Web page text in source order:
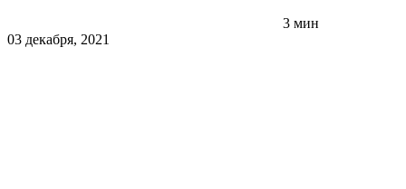
3 мин
03 декабря, 2021